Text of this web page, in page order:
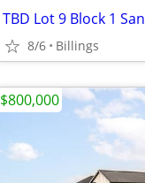
TBD Lot 9 Block 1
8/6 Billings
$800,000